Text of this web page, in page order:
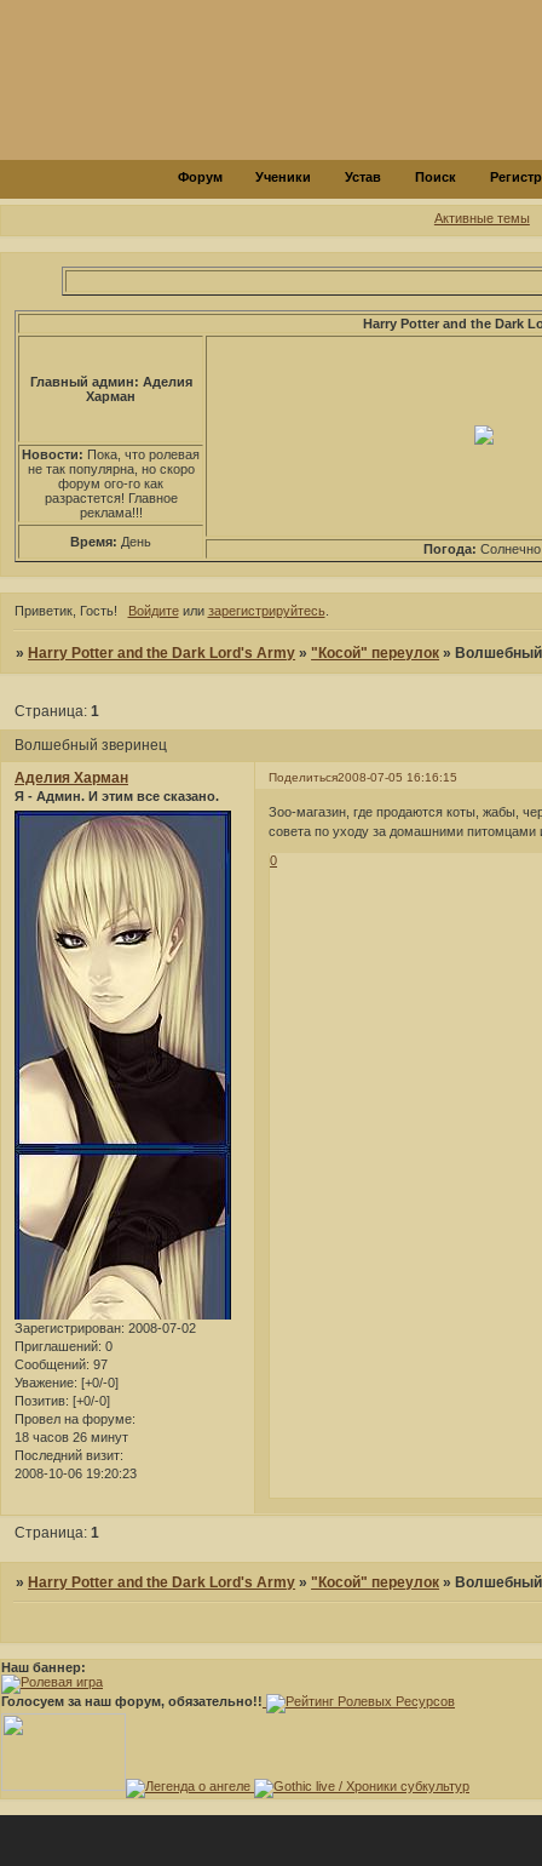
Форум Ученики Устав Поиск
Активные темы
Harry Potter and the Dark
Главный админ: Аделия
Харман
Новости: Пока, что ролевая
не так популярна, но скоро
форум ого-го как
разрастется! Главное
реклама!!!
Время: День Погода:
Приветик, Гость! Войдитеили зарегистрируйтесь.
»Harry Potter and the Dark Lord's Army »"Косой" переулок »Волшебный
Волшебный зверинец
Страница:1
Поделиться2008-07-05 16:16:15
Аделия Харман
Я - Админ. И этим все сказано.
Зарегистрирован: 2008-07-02
Приглашений: 0
Сообщений: 97
Уважение: [+0/-0]
Позитив: [+0/-0]
Провел на форуме:
18 часов 26 минут
Последний визит:
2008-10-06 19:20:23
Зоо-магазин, где продаются коты, жабы,
совета по уходу за домашними питомцами
0
Страница:1
» Harry Potter and the Dark Lord's Army »"Косой" переулок » Волшебный
Наш баннер:
Голосуем за наш форум, обязательно!!